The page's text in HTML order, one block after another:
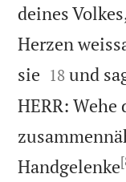
deines
Herzen
sie 

18 und
HERR: Wehe
Handgelenke